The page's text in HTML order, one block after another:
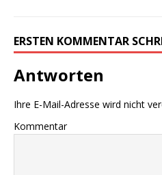
ERSTEN KOMMENTAR
Antworten
Ihre E-Mail-Adresse wird nicht
Kommentar